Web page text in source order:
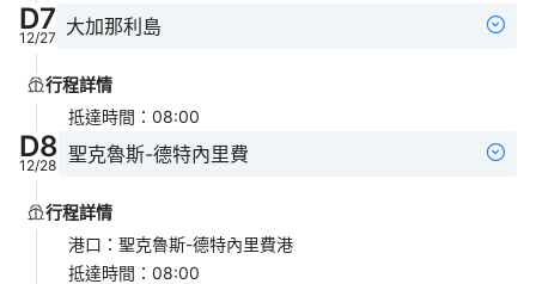
D7
12/27 大加那利島
行程詳情
抵達時間 ： 08:00
D8
12/28 聖克魯斯-德特內里費
行程詳情
港口 ： 聖克魯斯-德特內里費港
抵達時間 ： 08:00